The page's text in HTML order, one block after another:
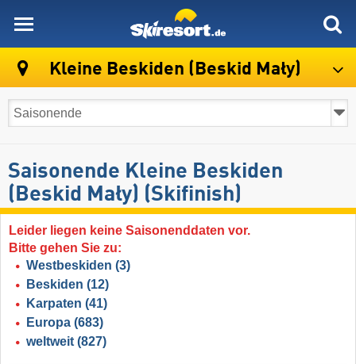
Kleine Beskiden (Beskid Mały)
Saisonende Kleine Beskiden
(Beskid Mały) (Skifinish)
Leider liegen keine Saisonenddaten vor.
Bitte gehen Sie zu:
Westbeskiden (3)
Beskiden (12)
Karpaten (41)
Europa (683)
weltweit (827)